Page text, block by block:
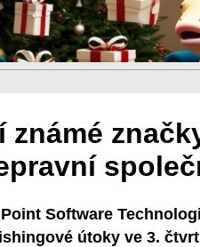
Software
útoky ve 3.